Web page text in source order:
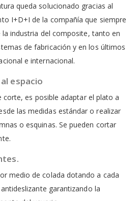
queda solucionado gracias al
I+D+I de la compañía que siempre
industria del composite, tanto en
de fabricación y en los últimos
e internacional.
espacio
corte, es posible adaptar el plato a
las medidas estándar o realizar
o esquinas. Se pueden cortar
medio de colada dotando a cada
garantizando la